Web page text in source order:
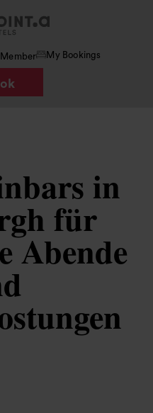
My Bookings
in
für
Abende